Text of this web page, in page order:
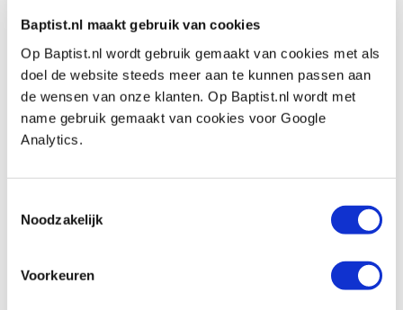
Baptist.nl maakt gebruik van cookies
Op Baptist.nl wordt gebruik gemaakt van cookies met als
doel de website steeds meer aan te kunnen passen aan
de wensen van onze klanten. Op Baptist.nl wordt met
name gebruik gemaakt van cookies voor Google
Analytics.
Noodzakelijk
Voorkeuren
Auf Lager
Vergleich
CMT hulzen Ø 6 mm voor organizer, 20